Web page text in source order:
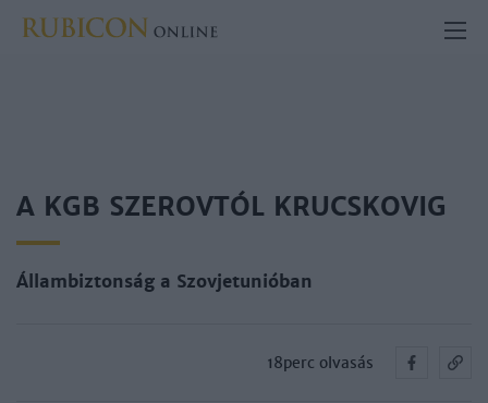
A KGB SZEROVTÓL KRUCSKOVIG
Állambiztonság a Szovjetunióban
18perc olvasás